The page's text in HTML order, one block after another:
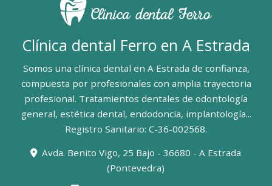
Clínica dental Ferro en A Estrada
Somos una clínica dental en A Estrada de confianza,
compuesta por profesionales con amplia trayectoria
profesional. Tratamientos dentales de odontología
general, estética dental, endodoncia, implantología...
Registro Sanitario: C-36-002568.
Avda. Benito Vigo, 25 Bajo - 36680 - A Estrada
(Pontevedra)